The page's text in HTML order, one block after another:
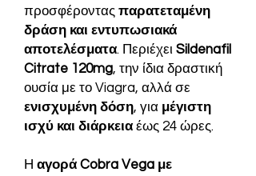
προσφέροντας παρατεταμένη
δράση και εντυπωσιακά
αποτελέσματα. Περιέχει Sildenafil
Citrate 120mg, την ίδια δραστική
ουσία με το Viagra, αλλά σε
ενισχυμένη δόση, για μέγιστη
ισχύ και διάρκεια έως 24 ώρες.
Η αγορά Cobra Vega με